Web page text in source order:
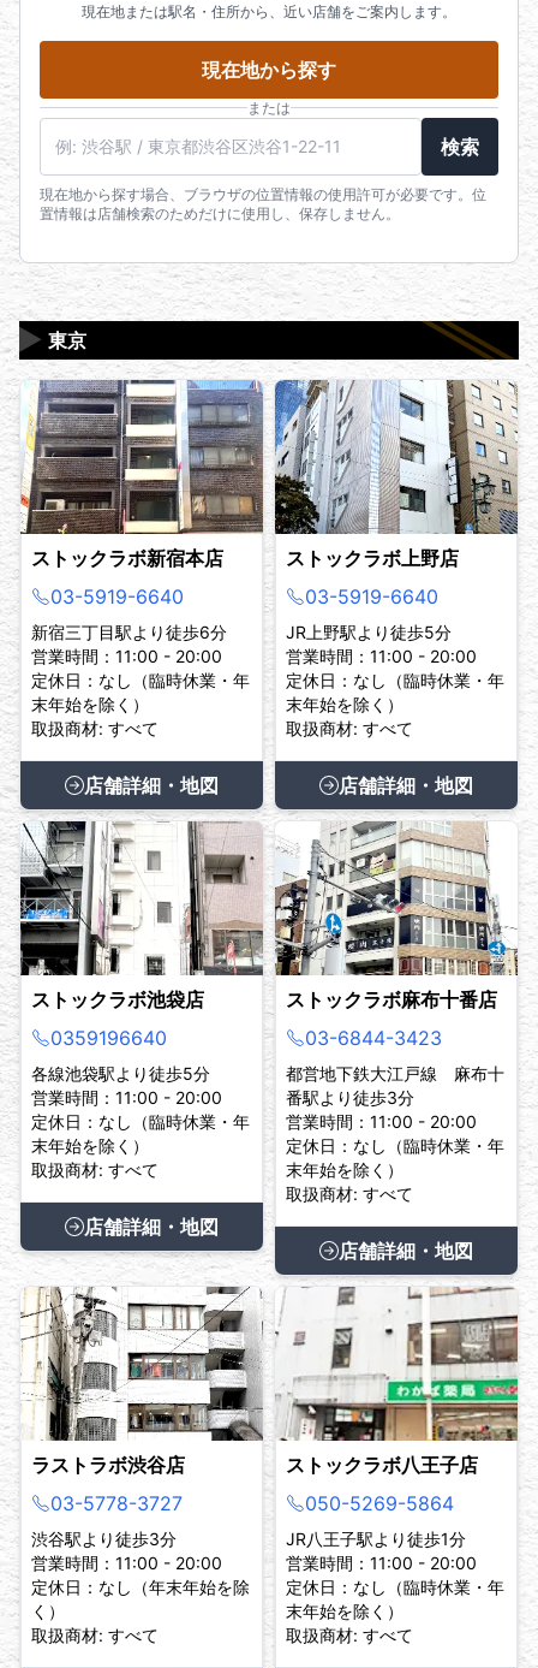
現在地または駅名・住所から、近い店舗をご案内します。
現在地から探す
または
検索
現在地から探す場合、ブラウザの位置情報の使用許可が必要です。位
置情報は店舗検索のためだけに使用し、保存しません。
東京
▶
ストックラボ新宿本店
03-5919-6640
新宿三丁目駅より徒歩6分
営業時間：11:00 - 20:00
定休日：なし（臨時休業・年
末年始を除く）
取扱商材: すべて
店舗詳細・地図
ストックラボ上野店
03-5919-6640
JR上野駅より徒歩5分
営業時間：11:00 - 20:00
定休日：なし（臨時休業・年
末年始を除く）
取扱商材: すべて
店舗詳細・地図
ストックラボ池袋店
0359196640
各線池袋駅より徒歩5分
営業時間：11:00 - 20:00
定休日：なし（臨時休業・年
末年始を除く）
取扱商材: すべて
店舗詳細・地図
ストックラボ麻布十番店
03-6844-3423
都営地下鉄大江戸線 麻布十
番駅より徒歩3分
営業時間：11:00 - 20:00
定休日：なし（臨時休業・年
末年始を除く）
取扱商材: すべて
店舗詳細・地図
ラストラボ渋谷店
03-5778-3727
渋谷駅より徒歩3分
営業時間：11:00 - 20:00
定休日：なし（年末年始を除
く）
取扱商材: すべて
ストックラボ八王子店
050-5269-5864
JR八王子駅より徒歩1分
営業時間：11:00 - 20:00
定休日：なし（臨時休業・年
末年始を除く）
取扱商材: すべて